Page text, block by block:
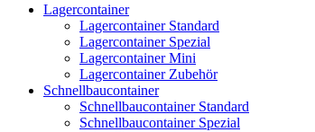
Lagercontainer
Lagercontainer Standard
Lagercontainer Spezial
Lagercontainer Mini
Lagercontainer Zubehör
Schnellbaucontainer
Schnellbaucontainer Standard
Schnellbaucontainer Spezial